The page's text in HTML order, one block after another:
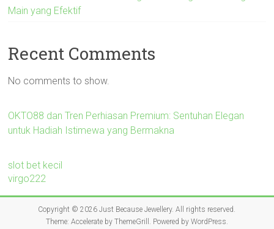
Main yang Efektif
Recent Comments
No comments to show.
OKTO88 dan Tren Perhiasan Premium: Sentuhan Elegan
untuk Hadiah Istimewa yang Bermakna
slot bet kecil
virgo222
Copyright © 2026Just Because Jewellery. All rights reserved.
Theme: Accelerateby ThemeGrill. Powered by WordPress